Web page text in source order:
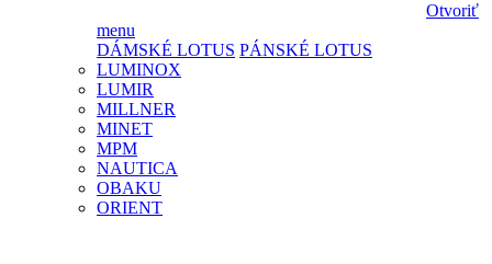
Otvoriť
menu
DÁMSKÉ LOTUS PÁNSKÉ LOTUS
LUMINOX
LUMIR
MILLNER
MINET
MPM
NAUTICA
OBAKU
ORIENT